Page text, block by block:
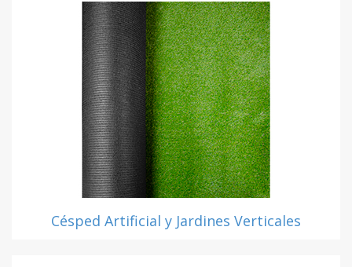
Césped Artificial y Jardines Verticales